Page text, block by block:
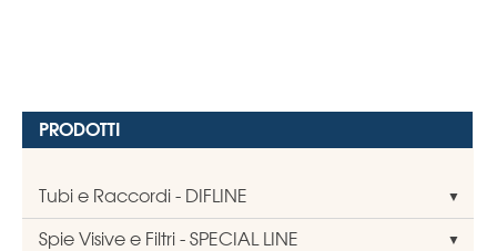
PRODOTTI
Tubi e Raccordi - DIFLINE
Spie Visive e Filtri - SPECIAL LINE